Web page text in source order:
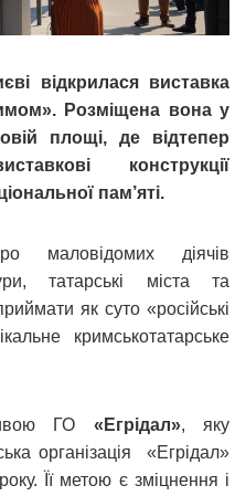
відкрилася виставка
Розміщена вона у
площі, де відтепер
конструкції
пам’яті.
маловідомих діячів
татарські міста та
як суто «російські
кримськотатарське
ГО «Егрідал», яку
організація «Егрідал»
Її метою є зміцнення і